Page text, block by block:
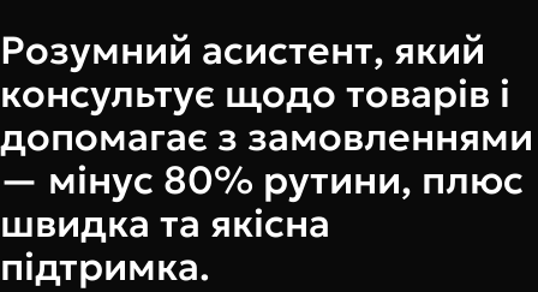
Розумний асистент, який
консультує щодо товарів і
допомагає з замовленнями
— мінус 80% рутини, плюс
швидка та якісна
підтримка.